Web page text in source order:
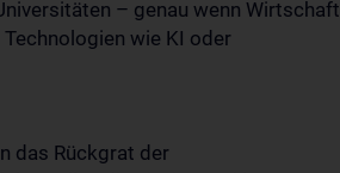
– genau wenn Wirtschaft
wie KI oder
das Rückgrat der